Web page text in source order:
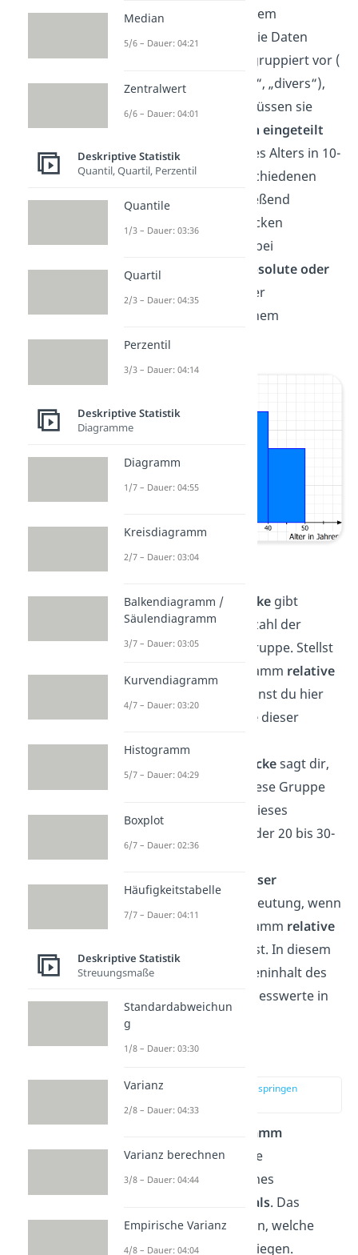
Säulendiagramm
Bei einem
Säulendiagramm liegen die Daten
bereits von vorneherein gruppiert vor (
z.B. „männlich“, „weiblich“, „divers“),
bei einem Histogramm müssen sie
hingegen erst
in Gruppen eingeteilt
werden (z.B. Einteilung des Alters in 10-
Jahres-Klassen). Die verschiedenen
Gruppen werden anschließend
nebeneinander in Rechtecken
dargestellt. Du kannst dabei
entscheiden, ob du die
absolute oder
die relative Häufigkeit
der
Merkmalsgruppen in deinem
Histogramm abbildest.
Histogramm
DieHöhe der Rechteckegibt
Auskunft über die Anzahl der
Messwerte in einer Gruppe. Stellst
du in deinem Histogramm relative
dar, kannst du hier
die Häufigkeitsdichtedieser
Breite der Rechteckesagt dir,
welches Intervall in diese Gruppe
fällt, also etwa, dass dieses
Rechteck die Gruppe der 20 bis 30-
Jährigen darstellt
Flächeninhalt dieser
Rechtecke
ist von Bedeutung, wenn
du in deinem Histogramm relative
darstellst. In diesem
Fall sagt dir der Flächeninhalt des
Rechtecks, wie viele Messwerte in
diese Gruppe fallen.
Histogramm erstellen
zur Stelle im Video springen
Histogramm
erstellen, benötigst du die
Häufigkeitsverteilung
eines
kontinuierlichen Merkmals. Das
bedeutet, du musst wissen, welche
Merkmale wie häufig vorliegen.
Median
5/6 – Dauer: 04:21
Zentralwert
6/6 – Dauer: 04:01
Deskriptive Statistik
Quantil, Quartil, Perzentil
Quantile
1/3 – Dauer: 03:36
Quartil
2/3 – Dauer: 04:35
Perzentil
3/3 – Dauer: 04:14
Deskriptive Statistik
Diagramme
Diagramm
1/7 – Dauer: 04:55
Kreisdiagramm
2/7 – Dauer: 03:04
Balkendiagramm /
Säulendiagramm
3/7 – Dauer: 03:05
Kurvendiagramm
4/7 – Dauer: 03:20
Histogramm
5/7 – Dauer: 04:29
Boxplot
6/7 – Dauer: 02:36
Häufigkeitstabelle
7/7 – Dauer: 04:11
Deskriptive Statistik
Streuungsmaße
Standardabweichun
g
1/8 – Dauer: 03:30
Varianz
2/8 – Dauer: 04:33
Varianz berechnen
3/8 – Dauer: 04:44
Empirische Varianz
4/8 – Dauer: 04:04